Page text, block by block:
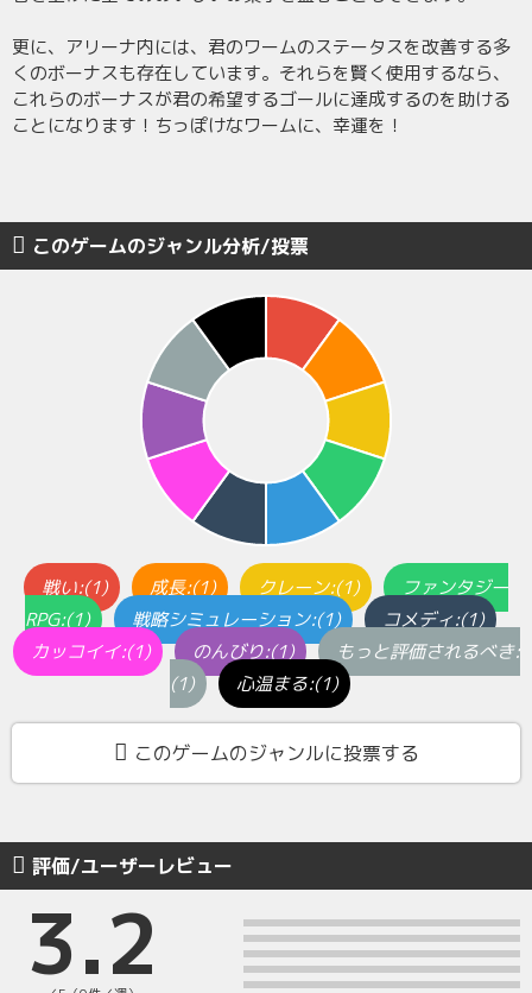
更に、アリーナ内には、君のワームのステータスを改善する多
くのボーナスも存在しています。それらを賢く使用するなら、
これらのボーナスが君の希望するゴールに達成するのを助ける
ことになります！ちっぽけなワームに、幸運を！
このゲームのジャンル分析/投票
戦い:(1) 成長:(1) クレーン:(1)
ファンタジー
RPG:(1)
戦略シミュレーション:(1)
コメディ:(1)
カッコイイ:(1)
のんびり:(1)
もっと評価されるべき:
(1)
心温まる:(1)
このゲームのジャンルに投票する
評価/ユーザーレビュー
3.2